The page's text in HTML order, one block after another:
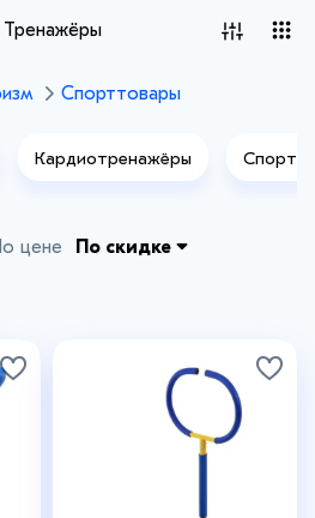
Тренажёры
Спорттовары
Кардиотренажёры
цене По скидке